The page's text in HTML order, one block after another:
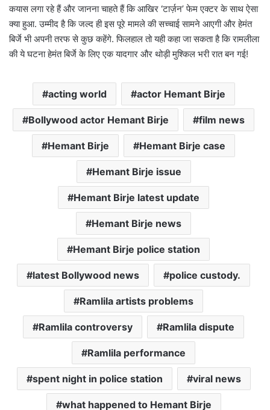
कयास लगा रहे हैं और जानना चाहते हैं कि आखिर ‘टार्ज़न’ फेम एक्टर के साथ ऐसा
क्या हुआ. उम्मीद है कि जल्द ही इस पूरे मामले की सच्चाई सामने आएगी और हेमंत
बिर्जे भी अपनी तरफ से कुछ कहेंगे. फिलहाल तो यही कहा जा सकता है कि रामलीला
की ये घटना हेमंत बिर्जे के लिए एक यादगार और थोड़ी मुश्किल भरी रात बन गई!
acting world actor Hemant Birje
Bollywood actor Hemant Birje film news
Hemant Birje Hemant Birje case
Hemant Birje issue
Hemant Birje latest update
Hemant Birje news
Hemant Birje police station
latest Bollywood news police custody.
Ramlila artists problems
Ramlila controversy Ramlila dispute
Ramlila performance
spent night in police station viral news
what happened to Hemant Birje